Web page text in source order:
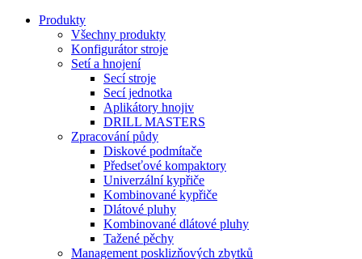
Produkty
Všechny produkty
Konfigurátor stroje
Setí a hnojení
Secí stroje
Secí jednotka
Aplikátory hnojiv
DRILL MASTERS
Zpracování půdy
Diskové podmítače
Předseťové kompaktory
Univerzální kypřiče
Kombinované kypřiče
Dlátové pluhy
Kombinované dlátové pluhy
Tažené pěchy
Management posklizňových zbytků